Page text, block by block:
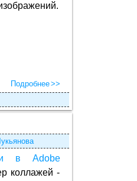
Подробнее
в Adobe
коллажей -